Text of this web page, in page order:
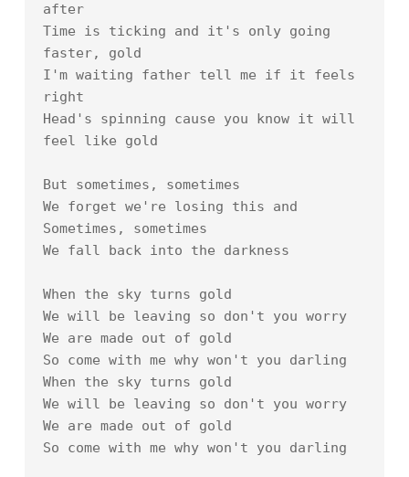
after
Time is ticking and it's only going
faster, gold
I'm waiting father tell me if it feels
right
Head's spinning cause you know it will
feel like gold
But sometimes, sometimes
We forget we're losing this and
Sometimes, sometimes
We fall back into the darkness
When the sky turns gold
We will be leaving so don't you worry
We are made out of gold
So come with me why won't you darling
When the sky turns gold
We will be leaving so don't you worry
We are made out of gold
So come with me why won't you darling